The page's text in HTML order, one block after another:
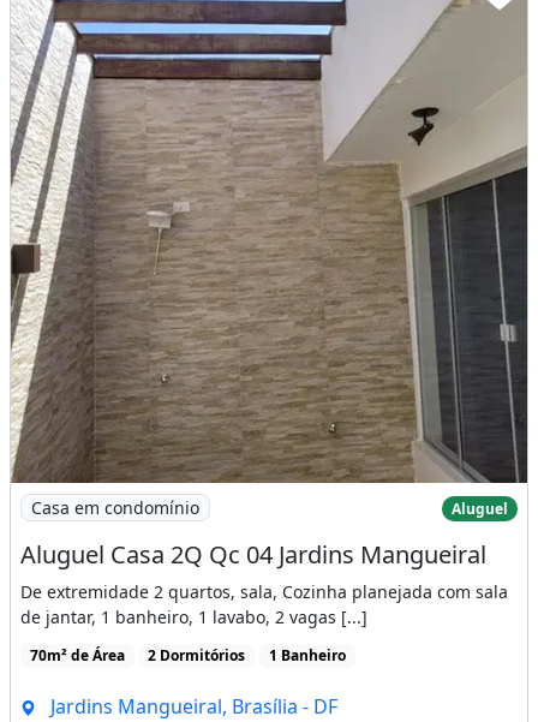
Imagem: Aluguel Casa 2Q Qc 04 Jardins Mangueiral
Casa em condomínio Aluguel
Aluguel Casa 2Q Qc 04 Jardins Mangueiral
De extremidade 2 quartos, sala, Cozinha planejada com sala
de jantar, 1 banheiro, 1 lavabo, 2 vagas [...]
70m² de Área 2 Dormitórios 1 Banheiro
Jardins Mangueiral, Brasília - DF